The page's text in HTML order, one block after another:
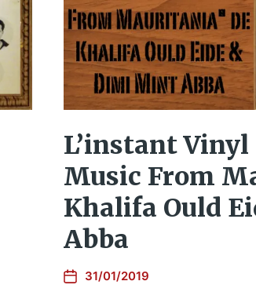
L’instant
Music From
Khalifa Ould
Abba
31/01/2019